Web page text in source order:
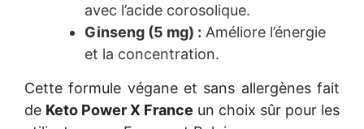
avec l’acide corosolique.
Ginseng (5 mg) : Améliore l’énergie
et la concentration.
Cette formule végane et sans allergènes fait
de Keto Power X France un choix sûr pour les